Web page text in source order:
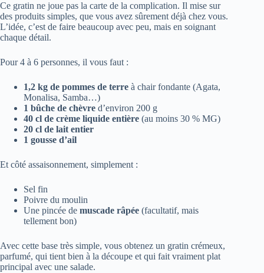
Ce gratin ne joue pas la carte de la complication. Il mise sur
des produits simples, que vous avez sûrement déjà chez vous.
L’idée, c’est de faire beaucoup avec peu, mais en soignant
chaque détail.
Pour 4 à 6 personnes, il vous faut :
1,2 kg de pommes de terre à chair fondante (Agata,
Monalisa, Samba…)
1 bûche de chèvre d’environ 200 g
40 cl de crème liquide entière (au moins 30 % MG)
20 cl de lait entier
1 gousse d’ail
Et côté assaisonnement, simplement :
Sel fin
Poivre du moulin
Une pincée de muscade râpée (facultatif, mais
tellement bon)
Avec cette base très simple, vous obtenez un gratin crémeux,
parfumé, qui tient bien à la découpe et qui fait vraiment plat
principal avec une salade.